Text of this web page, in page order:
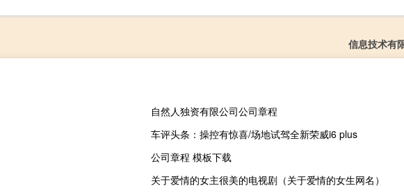
信息技术有
自然人独资有限公司公司章程
车评头条：操控有惊喜/场地试驾全新荣威i6 plus
公司章程 模板下载
关于爱情的女主很美的电视剧（关于爱情的女生网名）